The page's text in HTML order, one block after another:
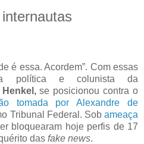
é essa. Acordem”. Com essas
política e colunista da
se posicionou contra o
tomada por Alexandre de
Tribunal Federal. Sob ameaça
bloquearam hoje perfis de 17
das fake news.